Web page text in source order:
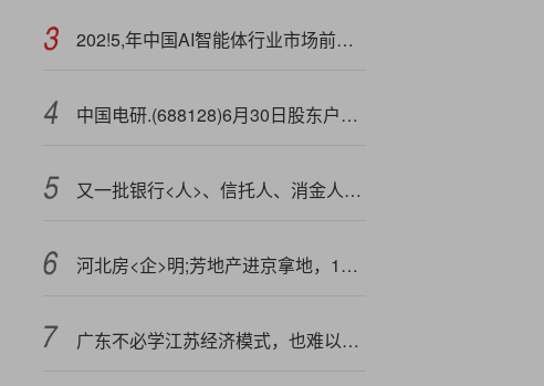
202!5,年中国AI智能体行业市场前景预测研究报告
中国电研.(688128)6月30日股东户数1.02万户，较上期减少8.39%
又一批银行<人>、信托人、消金人望加入金融监管“大家庭”，金融消保领域占比最多
河北房<企>明;芳地产进京拿地，13.69亿元拍下昌平一地块
广东不必学江苏经济模式，也难以复<制>｜微观视界